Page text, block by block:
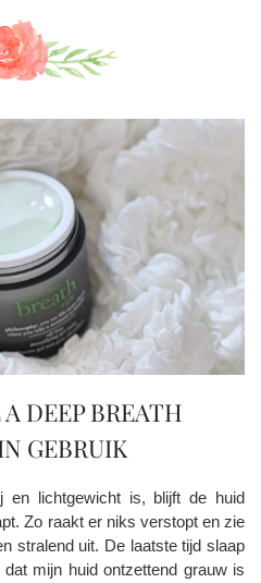
DEEP BREATH
GEBRUIK
en lichtgewicht is, blijft de huid
Zo raakt er niks verstopt en zie
stralend uit. De laatste tijd slaap
mijn huid ontzettend grauw is